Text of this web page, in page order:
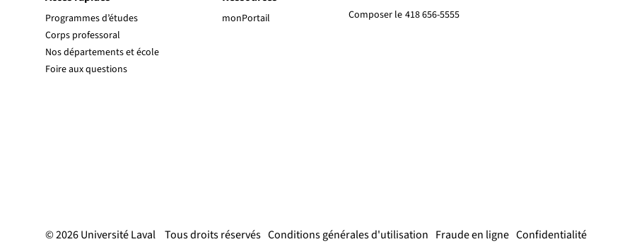
Composer le 418 656-5555
Programmes d’études
Corps professoral
Nos départements et école
Foire aux questions
monPortail
Tous droits réservés
© 2026 Université Laval Conditions générales d'utilisation Fraude en ligne Confidentialité